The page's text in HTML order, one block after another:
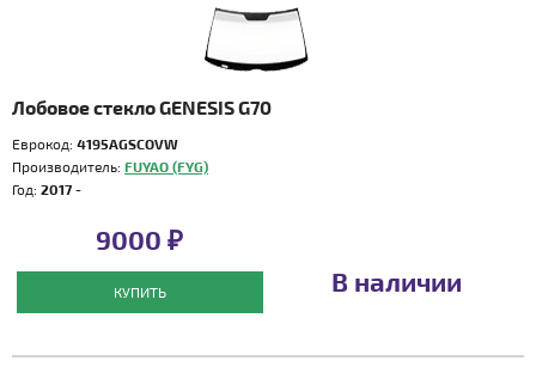
Лобовое стекло GENESIS G70
Еврокод: 4195AGSCOVW
Производитель: FUYAO (FYG)
Год: 2017 -
9000 ₽
КУПИТЬ В наличии